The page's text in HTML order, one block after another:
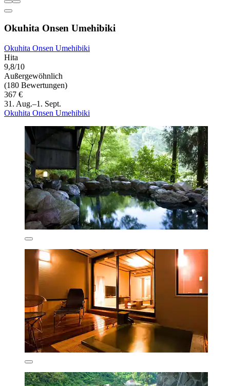
Okuhita Onsen Umehibiki
Okuhita Onsen Umehibiki
Hita
9,8/10
Außergewöhnlich
(180 Bewertungen)
367 €
31. Aug.–1. Sept.
Okuhita Onsen Umehibiki